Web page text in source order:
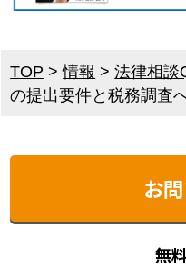
TOP >情報 >法律相談
の提出要件と税務調査
お
無